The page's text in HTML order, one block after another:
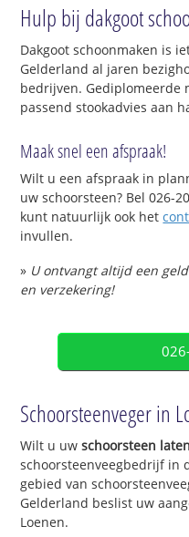
Hulp bij dakgoot
Dakgoot schoonmaken is
Gelderland al jaren
bedrijven. Gediplomeerde
passend stookadvies aan
Maak snel een afspraak!
Wilt u een afspraak in
uw schoorsteen? Bel 026-
kunt natuurlijk ook het
invullen.
» U ontvangt altijd een
en verzekering!
Schoorsteenveger in
Wilt u uwschoorsteen
schoorsteenveegbedrijf in
gebied van
Gelderland beslist uw
Loenen.